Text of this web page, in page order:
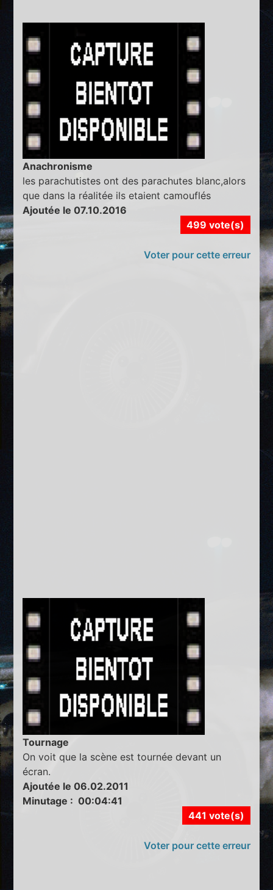
Anachronisme
les parachutistes ont des parachutes blanc,alors
que dans la réalitée ils etaient camouflés
Ajoutée le 07.10.2016
499 vote(s)
Voter pour cette erreur
Tournage
On voit que la scène est tournée devant un
écran.
Ajoutée le 06.02.2011
Minutage : 00:04:41
441 vote(s)
Voter pour cette erreur